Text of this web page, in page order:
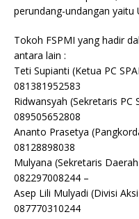
perundang-undangan yaitu
Tokoh FSPMI yang hadir
antara lain :
Teti Supianti (Ketua PC
081381952583
Ridwansyah (Sekretaris PC
089505652808
Ananto Prasetya
08128898038
Mulyana (Sekretaris
082297008244 –
Asep Lili Mulyadi (Divisi
087770310244